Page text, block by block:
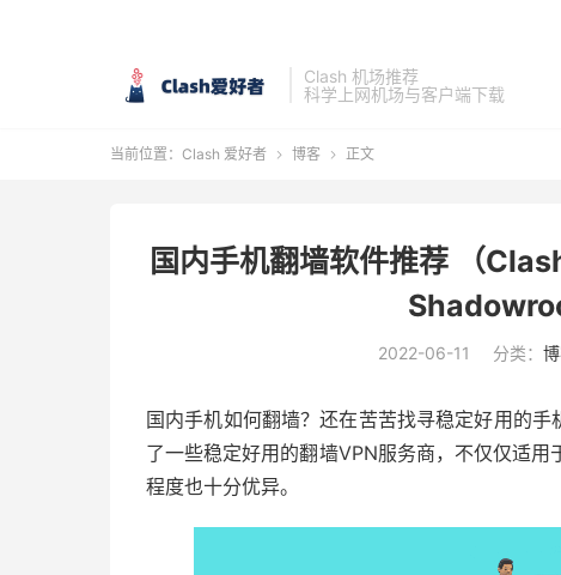
Clash 机场推荐
科学上网机场与客户端下载
当前位置： Clash 爱好者  博客  正文
国内手机翻墙软件推荐 （
2022-06-11 分类：
国内手机如何翻墙？还在苦苦找寻稳定好用的
了一些稳定好用的翻墙VPN服务商，不仅仅适
程度也十分优异。